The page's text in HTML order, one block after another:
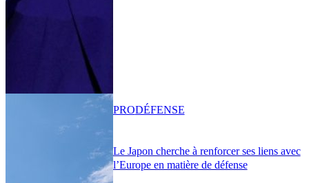
Le Japon cherche à renforcer ses liens avec
l’Europe en matière de défense
PRODÉFENSE